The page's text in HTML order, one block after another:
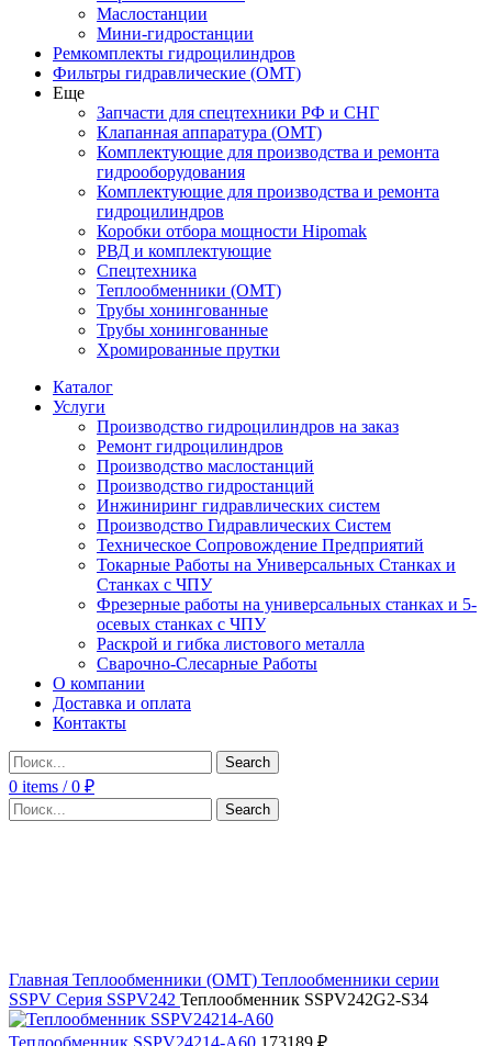
Маслостанции
Мини-гидростанции
Ремкомплекты гидроцилиндров
Фильтры гидравлические (OMT)
Еще
Запчасти для спецтехники РФ и СНГ
Клапанная аппаратура (OMT)
Комплектующие для производства и ремонта
гидрооборудования
Комплектующие для производства и ремонта
гидроцилиндров
Коробки отбора мощности Hipomak
РВД и комплектующие
Спецтехника
Теплообменники (OMT)
Трубы хонингованные
Трубы хонингованные
Хромированные прутки
Каталог
Услуги
Производство гидроцилиндров на заказ
Ремонт гидроцилиндров
Производство маслостанций
Производство гидростанций
Инжиниринг гидравлических систем
Производство Гидравлических Систем
Техническое Сопровождение Предприятий
Токарные Работы на Универсальных Станках и
Станках с ЧПУ
Фрезерные работы на универсальных станках и 5-
осевых станках с ЧПУ
Раскрой и гибка листового металла
Сварочно-Слесарные Работы
О компании
Доставка и оплата
Контакты
Search
0 items / 0 ₽
Search
Главная Теплообменники (OMT) Теплообменники серии
SSPV Серия SSPV242 Теплообменник SSPV242G2-S34
Теплообменник SSPV24214-A60 173189 ₽